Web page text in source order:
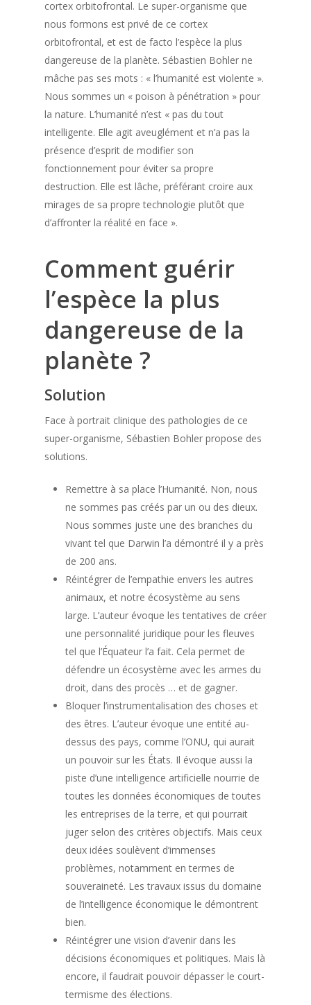
cortex orbitofrontal. Le super-organisme que
nous formons est privé de ce cortex
orbitofrontal, et est de facto l’espèce la plus
dangereuse de la planète. Sébastien Bohler ne
mâche pas ses mots : « l’humanité est violente ».
Nous sommes un « poison à pénétration » pour
la nature. L’humanité n’est « pas du tout
intelligente. Elle agit aveuglément et n’a pas la
présence d’esprit de modifier son
fonctionnement pour éviter sa propre
destruction. Elle est lâche, préférant croire aux
mirages de sa propre technologie plutôt que
d’affronter la réalité en face ».
Comment guérir
l’espèce la plus
dangereuse de la
planète ?
Solution
Face à portrait clinique des pathologies de ce
super-organisme, Sébastien Bohler propose des
solutions.
Remettre à sa place l’Humanité. Non, nous
ne sommes pas créés par un ou des dieux.
Nous sommes juste une des branches du
vivant tel que Darwin l’a démontré il y a près
de 200 ans.
Réintégrer de l’empathie envers les autres
animaux, et notre écosystème au sens
large. L’auteur évoque les tentatives de créer
une personnalité juridique pour les fleuves
tel que l’Équateur l’a fait. Cela permet de
défendre un écosystème avec les armes du
droit, dans des procès … et de gagner.
Bloquer l’instrumentalisation des choses et
des êtres. L’auteur évoque une entité au-
dessus des pays, comme l’ONU, qui aurait
un pouvoir sur les États. Il évoque aussi la
piste d’une intelligence artificielle nourrie de
toutes les données économiques de toutes
les entreprises de la terre, et qui pourrait
juger selon des critères objectifs. Mais ceux
deux idées soulèvent d’immenses
problèmes, notamment en termes de
souveraineté. Les travaux issus du domaine
de l’intelligence économique le démontrent
bien.
Réintégrer une vision d’avenir dans les
décisions économiques et politiques. Mais là
encore, il faudrait pouvoir dépasser le court-
termisme des élections.